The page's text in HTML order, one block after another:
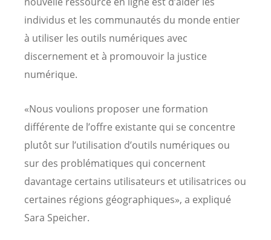
individus et les communautés du monde entier
à utiliser les outils numériques avec
discernement et à promouvoir la justice
numérique.
«Nous voulions proposer une formation
différente de l’offre existante qui se concentre
plutôt sur l’utilisation d’outils numériques ou
sur des problématiques qui concernent
davantage certains utilisateurs et utilisatrices ou
certaines régions géographiques», a expliqué
Sara Speicher.